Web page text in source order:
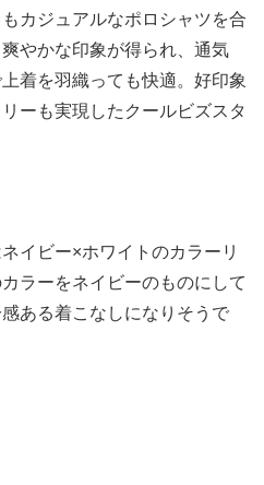
カジュアルなポロシャツを合
やかな印象が得られ、通気
着を羽織っても快適。好印象
ーも実現したクールビズスタ
イビー×ホワイトのカラーリ
ラーをネイビーのものにして
ある着こなしになりそうで